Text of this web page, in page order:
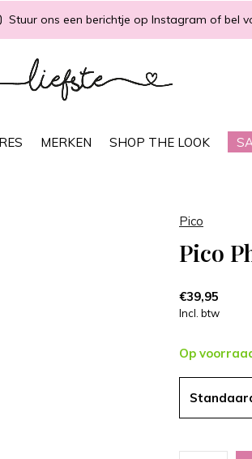
MERKEN SHOP THE LOOK
Stuur ons een berichtje op Instagram of bel
Pico
Pico
€39,95
Incl. btw
Op